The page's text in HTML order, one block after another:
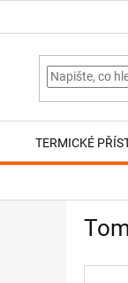
TERMICKÉ